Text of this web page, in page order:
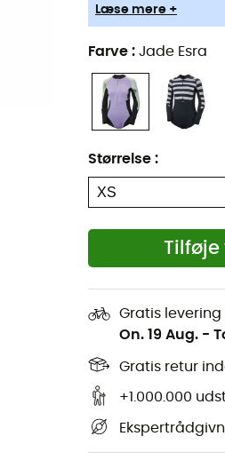
Læse mere +
Farve : Jade Esra
Størrelse :
Tilføje
Gratis levering
On. 19 Aug. -
Gratis retur
+1.000.000